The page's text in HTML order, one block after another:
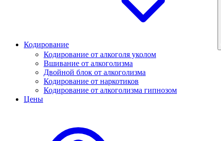
Кодирование
Кодирование от алкоголя уколом
Вшивание от алкоголизма
Двойной блок от алкоголизма
Кодирование от наркотиков
Кодирование от алкоголизма гипнозом
Цены